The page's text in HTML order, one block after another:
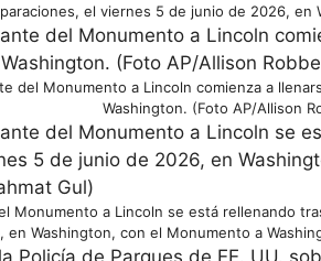
el viernes 5 de junio de 2026, en
del Monumento a Lincoln comienza a
Washington. (Foto AP/Allison
Monumento a Lincoln se está rellenando
en Washington, con el Monumento a